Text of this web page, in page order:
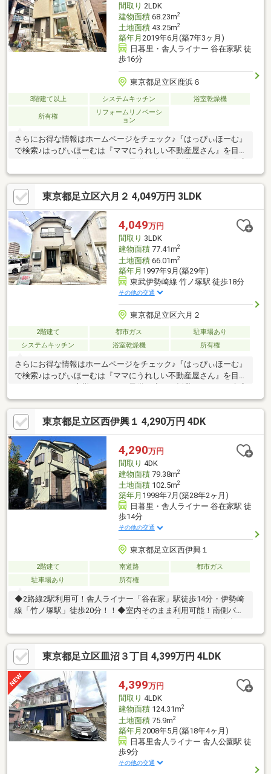
間取り 2LDK
建物面積68.23m2
土地面積43.25m2
築年月 2019年6月(築7年3ヶ月)
日暮里・舎人ライナー 谷在家駅 徒
歩16分
東京都足立区鹿浜６
3階建て以上 システムキッチン 浴室乾燥機
所有権
リフォームリノベーシ
ョン
さらにお得な情報はホームページをチェック♪『はっぴぃほーむ』
で検索♪はっぴぃほーむは『ママにうれしい不動産屋さん』を目指
できない…、うちの子は元気が有り余っておとなしく出来ないか
らゆっくり話を聞けない…、子供が多くて他のお客様に迷惑がか
かってしまうので…、などのお話を耳にします。そこではっぴぃ
ほーむではママさんがゆっくりお話が出来る店舗づくりにしてみ
ました♪小さなお子様がいても安心な授乳室兼ベビールーム♪大型
キッズスペース♪アニメ好きなお子様の為に４９インチ液晶テレビ
♪を設置しております♪
東京都足立区六月２ 4,049万円 3LDK
4,049万円
間取り 3LDK
建物面積77.41m2
土地面積66.01m2
築年月 1997年9月(築29年)
東武伊勢崎線 竹ノ塚駅 徒歩18分
その他の交通
東京都足立区六月２
2階建て 都市ガス
駐車場あり
システムキッチン
浴室乾燥機 所有権
さらにお得な情報はホームページをチェック♪『はっぴぃほーむ』
で検索♪はっぴぃほーむは『ママにうれしい不動産屋さん』を目指
できない…、うちの子は元気が有り余っておとなしく出来ないか
らゆっくり話を聞けない…、子供が多くて他のお客様に迷惑がか
かってしまうので…、などのお話を耳にします。そこではっぴぃ
ほーむではママさんがゆっくりお話が出来る店舗づくりにしてみ
ました♪小さなお子様がいても安心な授乳室兼ベビールーム♪大型
キッズスペース♪アニメ好きなお子様の為に４９インチ液晶テレビ
♪を設置しております♪
東京都足立区西伊興１ 4,290万円 4DK
4,290万円
間取り 4DK
建物面積79.38m2
土地面積102.5m2
築年月 1998年7月(築28年2ヶ月)
日暮里・舎人ライナー 谷在家駅 徒
歩14分
その他の交通
東京都足立区西伊興１
2階建て 南道路
都市ガス
駐車場あり
所有権
◆2路線2駅利用可！舎人ライナー「谷在家」駅徒歩14分・伊勢崎
線「竹ノ塚駅」徒歩20分！！◆室内そのまま利用可能！南側バル
分・「諏訪木東公園」徒歩2分と緑が豊かです。
東京都足立区皿沼３丁目 4,399万円 4LDK
4,399万円
間取り 4LDK
建物面積124.31m2
土地面積75.9m2
築年月 2008年5月(築18年4ヶ月)
日暮里舎人ライナー 舎人公園駅 徒
歩9分
その他の交通